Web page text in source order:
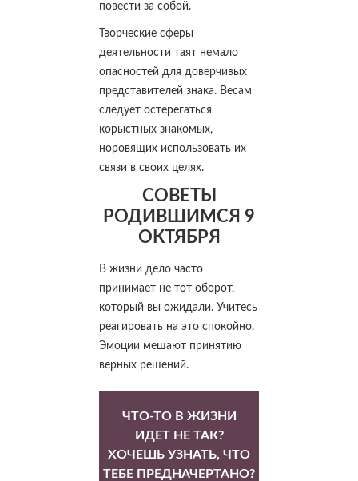
повести за собой.
Творческие сферы
деятельности таят немало
опасностей для доверчивых
представителей знака. Весам
следует остерегаться
корыстных знакомых,
норовящих использовать их
связи в своих целях.
СОВЕТЫ
РОДИВШИМСЯ 9
ОКТЯБРЯ
В жизни дело часто
принимает не тот оборот,
который вы ожидали. Учитесь
реагировать на это спокойно.
Эмоции мешают принятию
верных решений.
ЧТО-ТО В ЖИЗНИ
ИДЕТ НЕ ТАК?
ХОЧЕШЬ УЗНАТЬ, ЧТО
ТЕБЕ ПРЕДНАЧЕРТАНО?